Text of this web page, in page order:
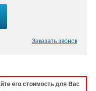
Заказать звонок
его стоимость для Вас